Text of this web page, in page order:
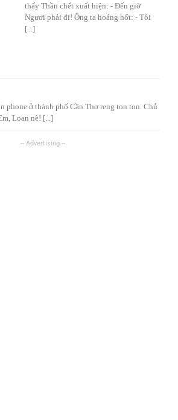
thấy Thần chết xuất hiện: - Đến giờ
Ngươi phải đi! Ông ta hoảng hốt: - Tôi
[...]
phone ở thành phố Cần Thơ reng ton ton. Chủ
Loan nè! [...]